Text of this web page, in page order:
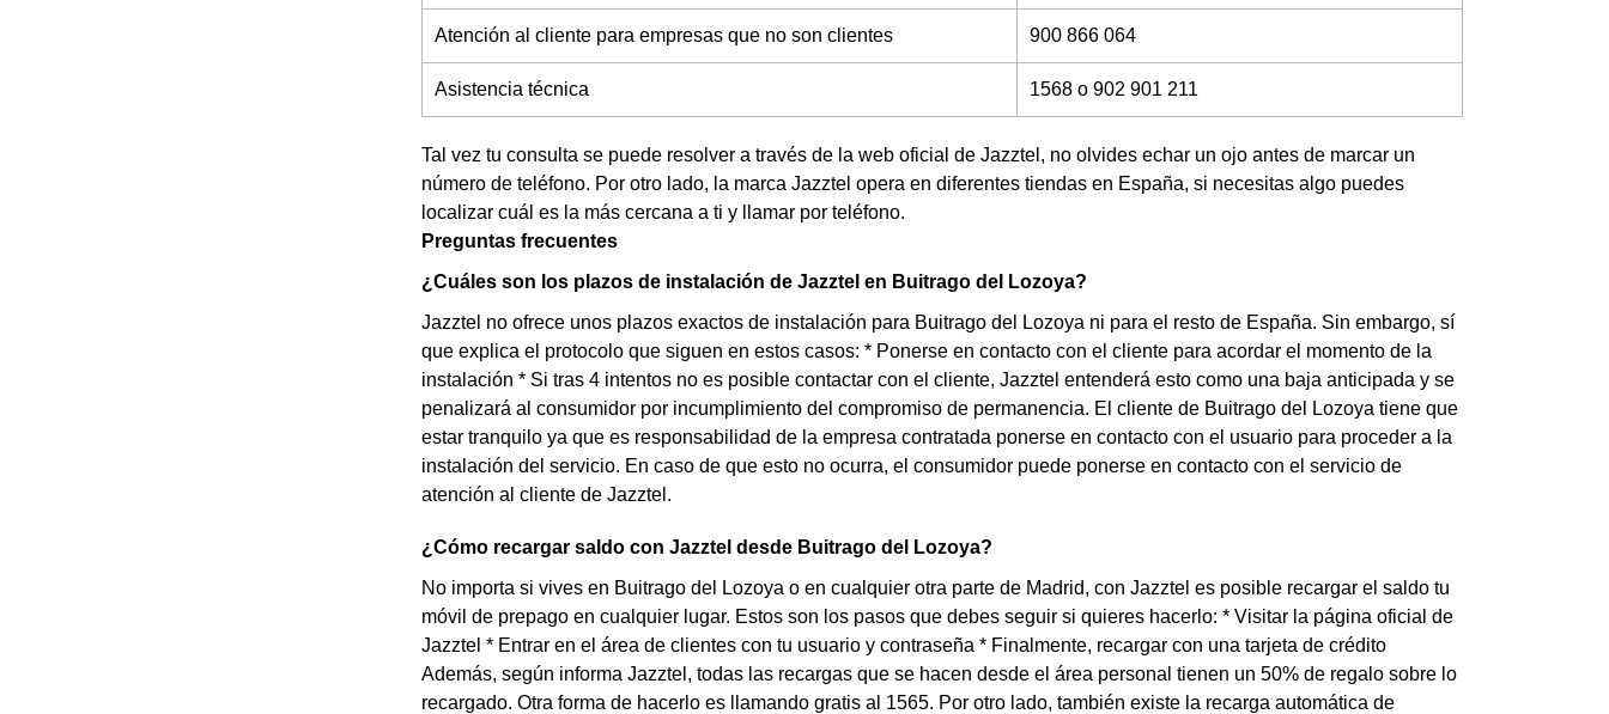
Atención al cliente para empresas que no son clientes 900 866 064
Asistencia técnica 1568 o 902 901 211
Tal vez tu consulta se puede resolver a través de la web oficial de Jazztel, no olvides echar un ojo antes de marcar un
número de teléfono. Por otro lado, la marca Jazztel opera en diferentes tiendas en España, si necesitas algo puedes
localizar cuál es la más cercana a ti y llamar por teléfono.
Preguntas frecuentes
¿Cuáles son los plazos de instalación de Jazztel en Buitrago del Lozoya?
Jazztel no ofrece unos plazos exactos de instalación para Buitrago del Lozoya ni para el resto de España. Sin embargo, sí
que explica el protocolo que siguen en estos casos: * Ponerse en contacto con el cliente para acordar el momento de la
instalación * Si tras 4 intentos no es posible contactar con el cliente, Jazztel entenderá esto como una baja anticipada y se
penalizará al consumidor por incumplimiento del compromiso de permanencia. El cliente de Buitrago del Lozoya tiene que
estar tranquilo ya que es responsabilidad de la empresa contratada ponerse en contacto con el usuario para proceder a la
instalación del servicio. En caso de que esto no ocurra, el consumidor puede ponerse en contacto con el servicio de
atención al cliente de Jazztel.
¿Cómo recargar saldo con Jazztel desde Buitrago del Lozoya?
No importa si vives en Buitrago del Lozoya o en cualquier otra parte de Madrid, con Jazztel es posible recargar el saldo tu
móvil de prepago en cualquier lugar. Estos son los pasos que debes seguir si quieres hacerlo: * Visitar la página oficial de
Jazztel * Entrar en el área de clientes con tu usuario y contraseña * Finalmente, recargar con una tarjeta de crédito
Además, según informa Jazztel, todas las recargas que se hacen desde el área personal tienen un 50% de regalo sobre lo
recargado. Otra forma de hacerlo es llamando gratis al 1565. Por otro lado, también existe la recarga automática de